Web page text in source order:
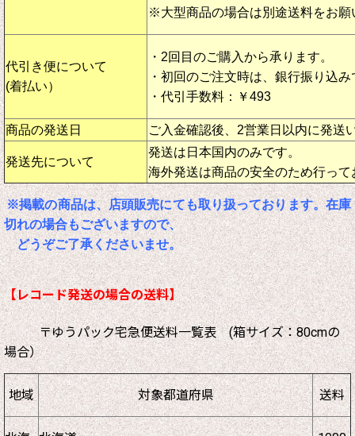
※大型商品の場合は別途送料をお願
代引き便について
(着払い）
・2回目のご購入から承ります。
・初回のご注文時は、銀行振り込
・代引手数料：￥493
商品の発送日 ご入金確認後、2営業日以内に発送
発送先について
発送は日本国内のみです。
海外発送は商品の安全のため行って
※掲載の商品は、店頭販売にても取り扱っております。在庫
切れの場合もございますので、
どうぞご了承くださいませ。
【レコード発送の場合の送料】
〒ゆうパック宅急便送料一覧表 (箱サイズ：80cmの
場合）
地域 対象都道府県 送料